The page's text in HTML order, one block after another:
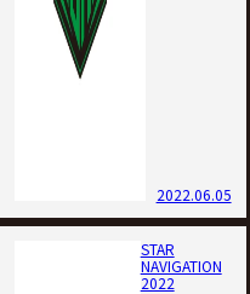
2022.06.05
STAR
NAVIGATION
2022